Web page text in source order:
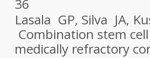
36
Lasala GP, Silva JA,
Combination stem
medically refractory